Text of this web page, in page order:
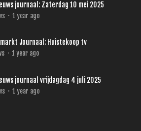
journaal: Zaterdag 10 mei 2025
· 1 year ago
Journaal: Huistekoop tv
· 1 year ago
journaal vrijdagdag 4 juli 2025
· 1 year ago